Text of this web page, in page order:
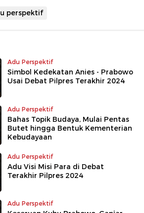
perspektif
Adu Perspektif
Simbol Kedekatan Anies - Prabowo
Usai Debat Pilpres Terakhir 2024
Adu Perspektif
Bahas Topik Budaya, Mulai Pentas
Butet hingga Bentuk Kementerian
Kebudayaan
Adu Perspektif
Adu Visi Misi Para di Debat
Terakhir Pilpres 2024
Adu Perspektif